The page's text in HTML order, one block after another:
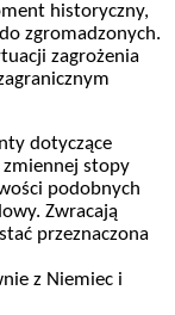
historyczny,
zgromadzonych.
zagrożenia
dotyczące
zmiennej stopy
podobnych
Zwracają
przeznaczona
z Niemiec i